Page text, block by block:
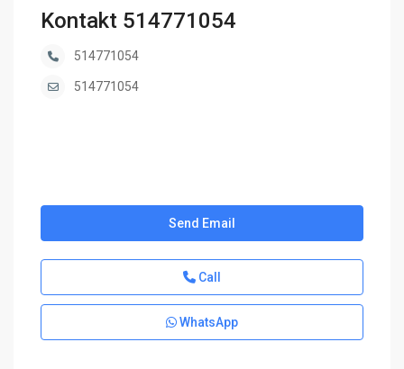
Kontakt 514771054
514771054
514771054
Send Email
Call
WhatsApp